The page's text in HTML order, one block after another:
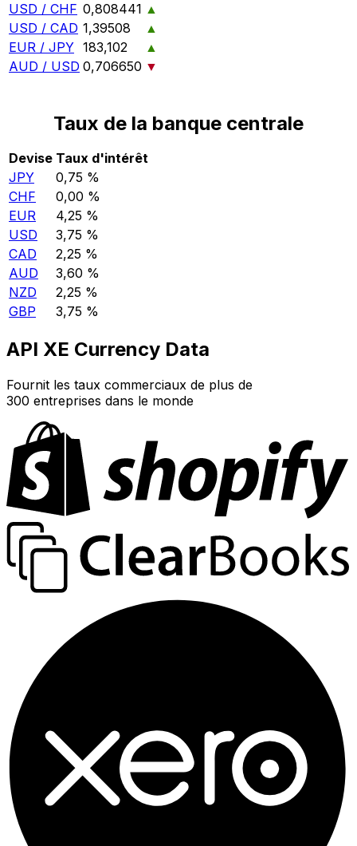
USD / CHF 0,808441 ▲
USD / CAD 1,39508
▲
EUR / JPY 183,102
▲
AUD / USD 0,706650 ▼
Taux de la banque centrale
Devise Taux d'intérêt
JPY
0,75 %
CHF
0,00 %
EUR
4,25 %
USD
3,75 %
CAD
2,25 %
AUD
3,60 %
NZD
2,25 %
GBP
3,75 %
API XE Currency Data
Fournit les taux commerciaux de plus de
300 entreprises dans le monde